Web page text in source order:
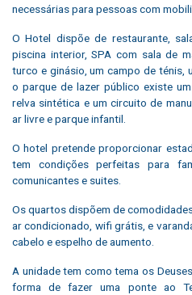
necessárias para pessoas com
O Hotel dispõe de restaurante,
piscina interior, SPA com sala de
turco e ginásio, um campo de ténis,
o parque de lazer público existe
relva sintética e um circuito de
ar livre e parque infantil.
O hotel pretende proporcionar
tem condições perfeitas para
comunicantes e suites.
Os quartos dispõem de
ar condicionado, wifi grátis, e
cabelo e espelho de aumento.
A unidade tem como tema os
forma de fazer uma ponte ao